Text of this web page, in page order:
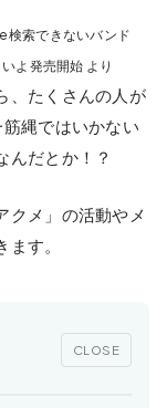
索できないバンド
よ発売開始 より
、たくさんの人が
縄ではいかない
んだとか！？
クメ」の活動やメ
す。
CLOSE